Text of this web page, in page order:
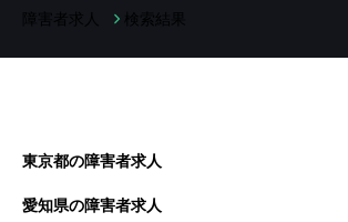
障害者求人 検索結果
東京都の障害者求人
港区
愛知県の障害者求人